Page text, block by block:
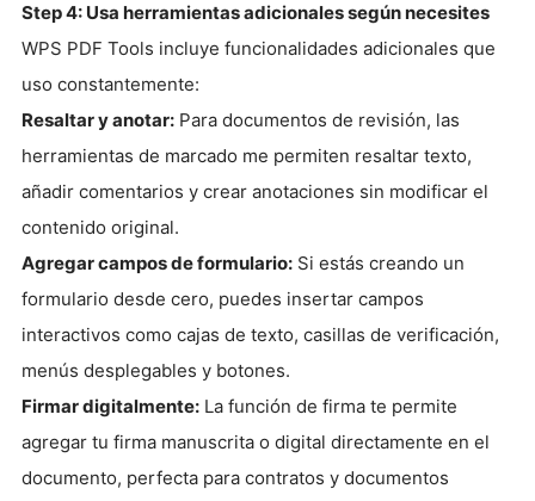
Step 4: Usa herramientas adicionales según necesites
WPS PDF Tools incluye funcionalidades adicionales que
uso constantemente:
Resaltar y anotar: Para documentos de revisión, las
herramientas de marcado me permiten resaltar texto,
añadir comentarios y crear anotaciones sin modificar el
contenido original.
Agregar campos de formulario: Si estás creando un
formulario desde cero, puedes insertar campos
interactivos como cajas de texto, casillas de verificación,
menús desplegables y botones.
Firmar digitalmente: La función de firma te permite
agregar tu firma manuscrita o digital directamente en el
documento, perfecta para contratos y documentos